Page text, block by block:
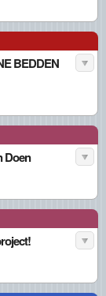
BEDDEN
Doen